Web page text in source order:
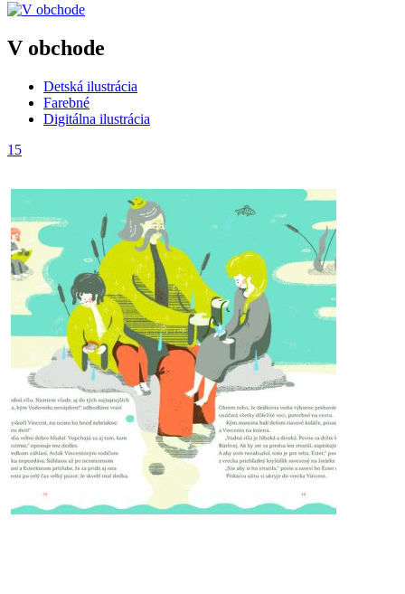
V obchode
Detská ilustrácia
Farebné
Digitálna ilustrácia
15